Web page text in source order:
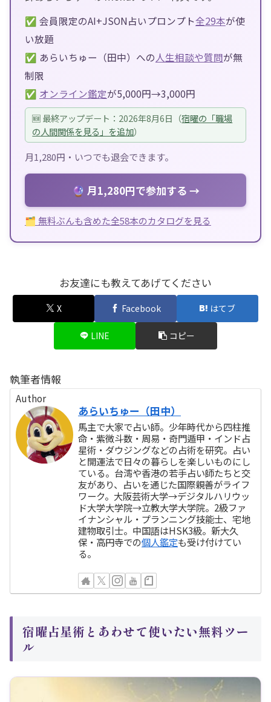
✅ 会員限定のAI+JSON占いプロンプト全29本が使
い放題
✅ あらいちゅー（田中）への人生相談や質問が無
制限
✅ オンライン鑑定が5,000円→3,000円
🆕 最終アップデート：2026年8月6日（宿曜の「職場
の人間関係を見る」を追加）
月1,280円・いつでも退会できます。
🔮 月1,280円で参加する →
🗂 無料ぶんも含めた全58本のカタログを見る
お友達にも教えてあげてください
X Facebook はてブ
LINE コピー
執筆者情報
Author
あらいちゅー（田中）
馬主で大家で占い師。少年時代から四柱推
命・紫微斗数・周易・奇門遁甲・インド占
星術・ダウジングなどの占術を研究。占い
と開運法で日々の暮らしを楽しいものにし
ている。台湾や香港の若手占い師たちと交
友があり、占いを通じた国際親善がライフ
ワーク。大阪芸術大学→デジタルハリウッ
ド大学大学院→立教大学大学院。2級ファ
イナンシャル・プランニング技能士、宅地
建物取引士。中国語はHSK3級。新大久
保・高円寺での個人鑑定も受け付けてい
る。
宿曜占星術とあわせて使いたい無料ツー
ル